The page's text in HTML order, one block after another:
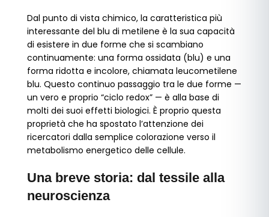
Dal punto di vista chimico, la caratteristica più
interessante del blu di metilene è la sua capacità
di esistere in due forme che si scambiano
continuamente: una forma ossidata (blu) e una
forma ridotta e incolore, chiamata leucometilene
blu. Questo continuo passaggio tra le due forme —
un vero e proprio “ciclo redox” — è alla base di
molti dei suoi effetti biologici. È proprio questa
proprietà che ha spostato l’attenzione dei
ricercatori dalla semplice colorazione verso il
metabolismo energetico delle cellule.
Una breve storia: dal tessile alla
neuroscienza